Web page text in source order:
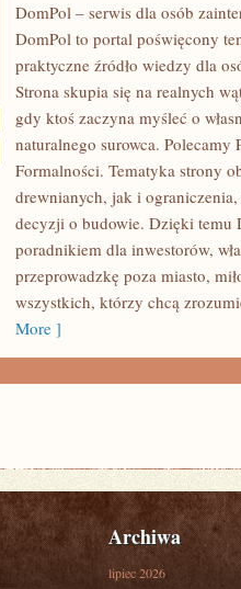
REMONTY
MODERNIZACJE
DomPol – serwis dla osób
DomPol to portal poświęcony
praktyczne źródło wiedzy dla
Strona skupia się na realnych
gdy ktoś zaczyna myśleć o
naturalnego surowca.
Formalności. Tematyka strony
drewnianych, jak i
decyzji o budowie. Dzięki temu
poradnikiem dla inwestorów,
przeprowadzkę poza miasto,
wszystkich, którzy chcą
More ]
Archiwa
lipiec 2026